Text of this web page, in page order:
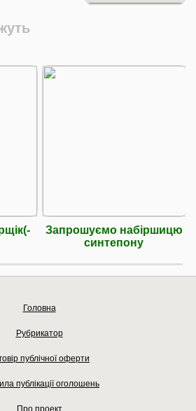
Запрошуємо набіршицю
синтепону
Головна
Рубрикатор
публічної оферти
публікації оголошень
Про проект